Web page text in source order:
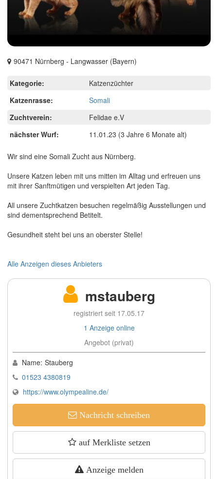
90471 Nürnberg - Langwasser (Bayern)
Kategorie:
Katzenzüchter
Katzenrasse:
Somali
Zuchtverein:
Felidae e.V
nächster Wurf:
11.01.23 (3 Jahre 6 Monate alt)
Wir sind eine Somali Zucht aus Nürnberg.
Unsere Katzen leben mit uns mitten im Alltag und erfreuen uns
mit ihrer Sanftmütigen und verspielten Art jeden Tag.
All unsere Zuchtkatzen besuchen regelmäßig Ausstellungen und
sind dementsprechend Betitelt.
Gesundheit steht bei uns an oberster Stelle!
Alle Anzeigen dieses Anbieters
mstauberg
registriert seit 17.05.17
1 Anzeige online
Angebot (privat)
Name: Stauberg
01523 4380819
https://www.olympealine.de/
Nachricht schreiben
auf Merkliste setzen
Anzeige melden